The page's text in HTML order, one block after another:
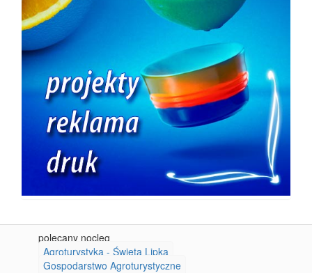
polecany nocleg
Agroturystyka - Święta Lipka
Gospodarstwo Agroturystyczne